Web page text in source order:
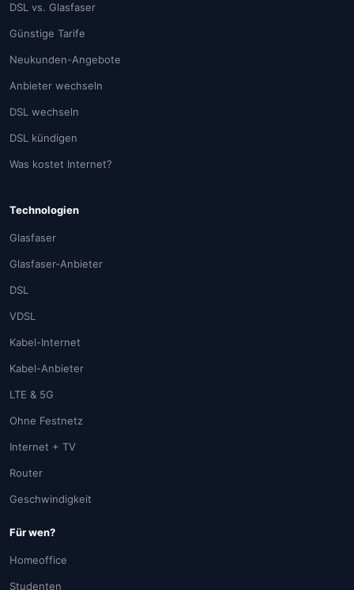
DSL vs. Glasfaser
Günstige Tarife
Neukunden-Angebote
Anbieter wechseln
DSL wechseln
DSL kündigen
Was kostet Internet?
Technologien
Glasfaser
Glasfaser-Anbieter
DSL
VDSL
Kabel-Internet
Kabel-Anbieter
LTE & 5G
Ohne Festnetz
Internet + TV
Router
Geschwindigkeit
Für wen?
Homeoffice
Studenten